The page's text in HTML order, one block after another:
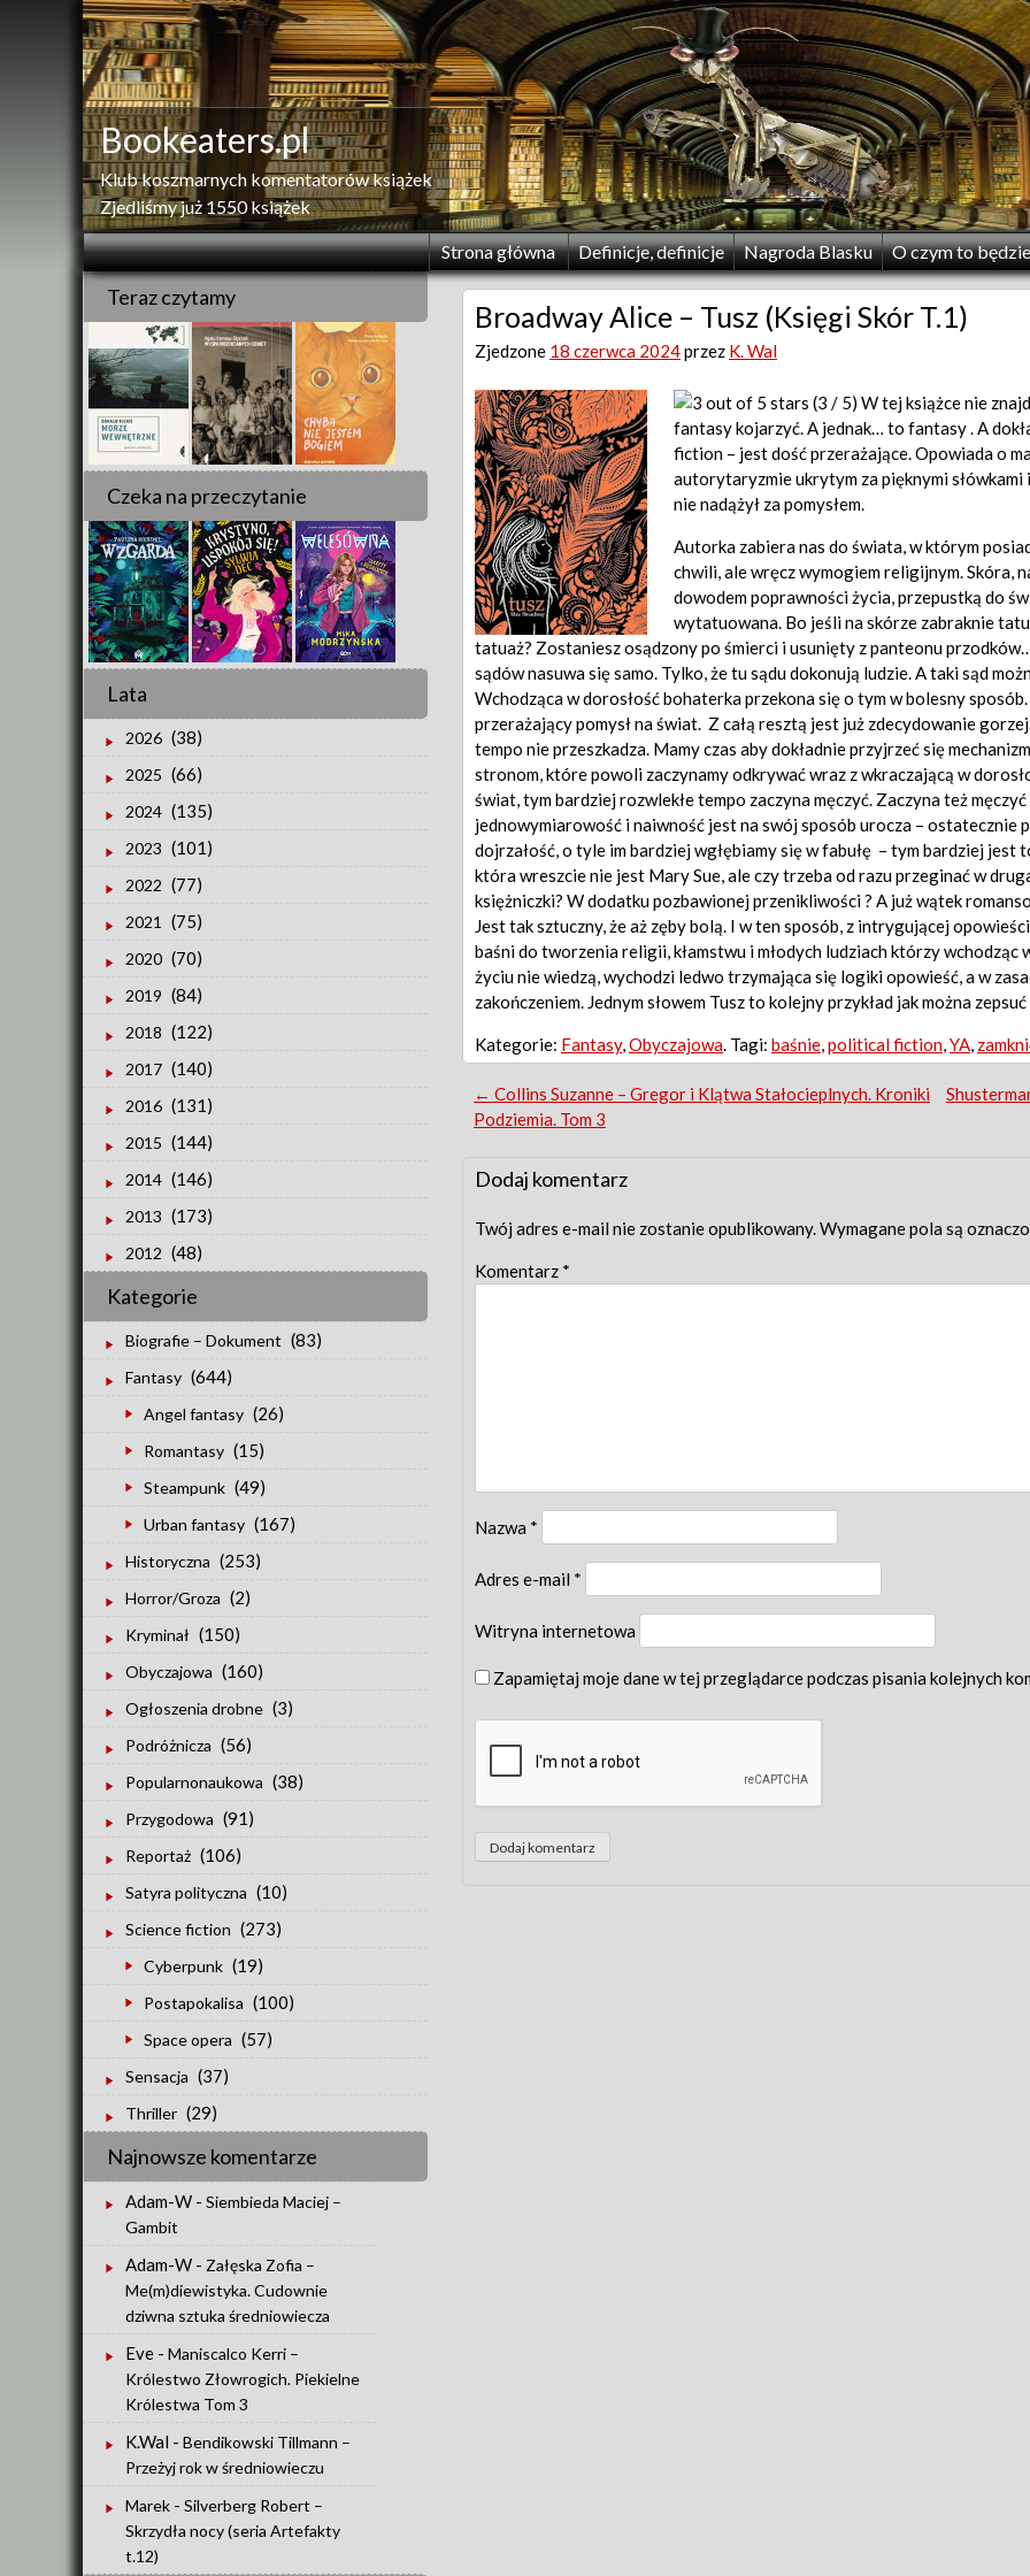
Bookeaters.pl
Klub koszmarnych komentatorów książek
Zjedliśmy już 1550 książek
Strona główna Definicje, definicje Nagroda Blasku O czym to będzie
Broadway Alice – Tusz (Księgi Skór T.1)
Zjedzone 18 czerwca 2024przez K. Wal
(3 / 5) W tej książce nie
fantasy kojarzyć. A jednak… to fantasy . A
fiction – jest dość przerażające. Opowiada o
autorytaryzmie ukrytym za pięknymi
nie nadążył za pomysłem.
Autorka zabiera nas do świata, w którym
chwili, ale wręcz wymogiem religijnym. Skóra,
dowodem poprawności życia, przepustką do
wytatuowana. Bo jeśli na skórze zabraknie
tatuaż? Zostaniesz osądzony po śmierci i usunięty z panteonu
sądów nasuwa się samo. Tylko, że tu sądu dokonują ludzie. A taki sąd
Wchodząca w dorosłość bohaterka przekona się o tym w bolesny
przerażający pomysł na świat. Z całą resztą jest już zdecydowanie
tempo nie przeszkadza. Mamy czas aby dokładnie przyjrzeć się
stronom, które powoli zaczynamy odkrywać wraz z wkraczającą w
świat, tym bardziej rozwlekłe tempo zaczyna męczyć. Zaczyna też
jednowymiarowość i naiwność jest na swój sposób urocza – ostatecznie
dojrzałość, o tyle im bardziej wgłębiamy się w fabułę – tym bardziej jest
która wreszcie nie jest Mary Sue, ale czy trzeba od razu przeginać w
księżniczki? W dodatku pozbawionej przenikliwości ? A już wątek
Jest tak sztuczny, że aż zęby bolą. I w ten sposób, z intrygującej
baśni do tworzenia religii, kłamstwu i młodych ludziach którzy wchodząc
życiu nie wiedzą, wychodzi ledwo trzymająca się logiki opowieść, a w
zakończeniem. Jednym słowem Tusz to kolejny przykład jak można
Kategorie: Fantasy, Obyczajowa . Tagi: baśnie political fiction YA
Post
← Collins Suzanne – Gregor i Klątwa Stałocieplnych. Kroniki
Podziemia. Tom 3
Dodaj komentarz
Twój adres e-mail nie zostanie opublikowany.Wymagane pola są
Komentarz *
Nazwa *
Adres e-mail *
Witryna internetowa
Zapamiętaj moje dane w tej przeglądarce podczas pisania kolejnych
Teraz czytamy
Czeka na przeczytanie
Lata
2026 (38)
2025 (66)
2024 (135)
2023 (101)
2022 (77)
2021 (75)
2020 (70)
2019 (84)
2018 (122)
2017 (140)
2016 (131)
2015 (144)
2014 (146)
2013 (173)
2012 (48)
Kategorie
Biografie – Dokument (83)
Fantasy (644)
Angel fantasy (26)
Romantasy (15)
Steampunk (49)
Urban fantasy (167)
Historyczna (253)
Horror/Groza (2)
Kryminał (150)
Obyczajowa (160)
Ogłoszenia drobne (3)
Podróżnicza (56)
Popularnonaukowa (38)
Przygodowa (91)
Reportaż (106)
Satyra polityczna (10)
Science fiction (273)
Cyberpunk (19)
Postapokalisa (100)
Space opera (57)
Sensacja (37)
Thriller (29)
Najnowsze komentarze
Adam-W - Siembieda Maciej –
Gambit
Adam-W - Załęska Zofia –
Me(m)diewistyka. Cudownie
dziwna sztuka średniowiecza
Eve - Maniscalco Kerri –
Królestwo Złowrogich. Piekielne
Królestwa Tom 3
K.Wal - Bendikowski Tillmann –
Przeżyj rok w średniowieczu
Marek - Silverberg Robert –
Skrzydła nocy (seria Artefakty
t.12)